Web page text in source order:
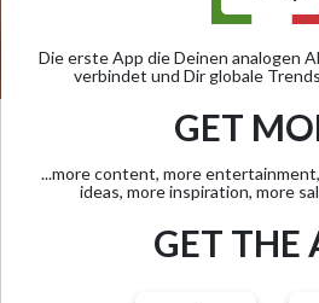
Die erste App die Deinen analogen
verbindet und Dir globale
GET
...more content, more
ideas, more inspiration, more
GET THE